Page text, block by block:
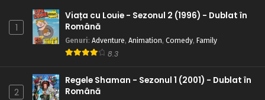
1
Viața cu Louie - Sezonul 2 (1996) - Dublat în
Română
Genuri: Adventure, Animation, Comedy, Family
8.3
2
Regele Shaman - Sezonul 1 (2001) - Dublat în
Română